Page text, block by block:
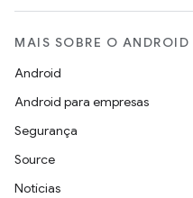
MAIS SOBRE O ANDROID
Android
Android para empresas
Segurança
Source
Notícias